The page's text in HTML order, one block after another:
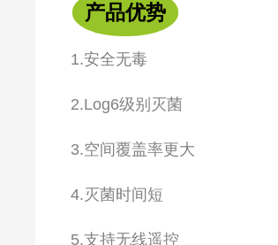
产品优势
1.安全无毒
2.Log6级别灭菌
3.空间覆盖率更大
4.灭菌时间短
5.支持无线遥控